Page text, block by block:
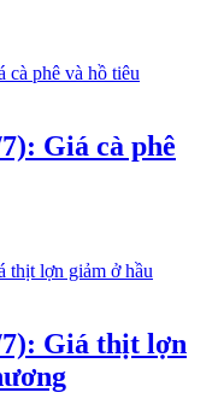
Giá cà phê
7): Giá thịt lợn